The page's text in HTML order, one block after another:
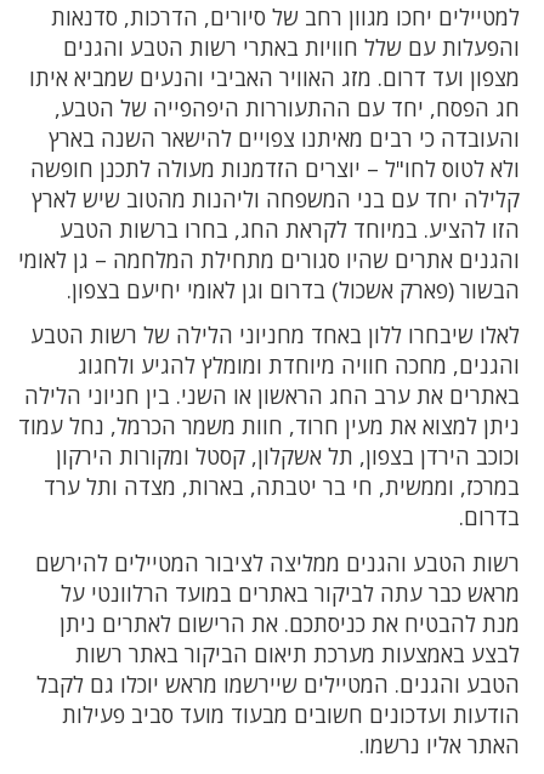
למטיילים יחכו מגוון רחב של סיורים, הדרכות, סדנאות
והפעלות עם שלל חוויות באתרי רשות הטבע והגנים
מצפון ועד דרום. מזג האוויר האביבי והנעים שמביא איתו
חג הפסח, יחד עם ההתעוררות היפהפייה של הטבע,
והעובדה כי רבים מאיתנו צפויים להישאר השנה בארץ
ולא לטוס לחו"ל – יוצרים הזדמנות מעולה לתכנן חופשה
קלילה יחד עם בני המשפחה וליהנות מהטוב שיש לארץ
הזו להציע. במיוחד לקראת החג, בחרו ברשות הטבע
והגנים אתרים שהיו סגורים מתחילת המלחמה – גן לאומי
הבשור (פארק אשכול) בדרום וגן לאומי יחיעם בצפון.
לאלו שיבחרו ללון באחד מחניוני הלילה של רשות הטבע
והגנים, מחכה חוויה מיוחדת ומומלץ להגיע ולחגוג
באתרים את ערב החג הראשון או השני. בין חניוני הלילה
ניתן למצוא את מעין חרוד, חוות משמר הכרמל, נחל עמוד
וכוכב הירדן בצפון, תל אשקלון, קסטל ומקורות הירקון
במרכז, וממשית, חי בר יטבתה, בארות, מצדה ותל ערד
בדרום.
רשות הטבע והגנים ממליצה לציבור המטיילים להירשם
מראש כבר עתה לביקור באתרים במועד הרלוונטי על
מנת להבטיח את כניסתכם. את הרישום לאתרים ניתן
לבצע באמצעות מערכת תיאום הביקור באתר רשות
הטבע והגנים. המטיילים שיירשמו מראש יוכלו גם לקבל
הודעות ועדכונים חשובים מבעוד מועד סביב פעילות
האתר אליו נרשמו.